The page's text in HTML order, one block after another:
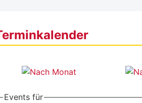
Events für